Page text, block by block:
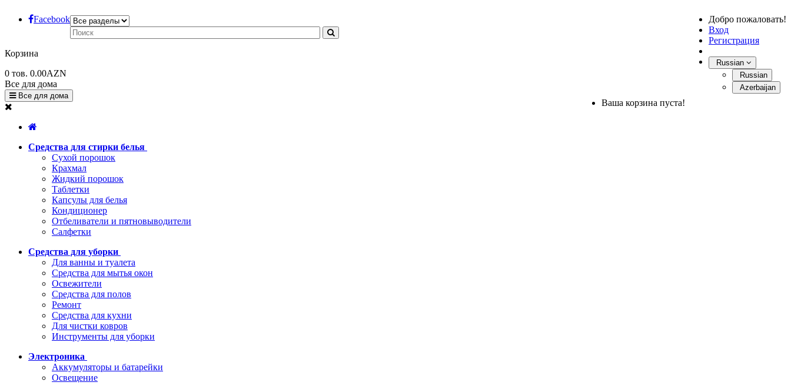
Facebook
Добро пожаловать!
Вход
Регистрация
Russian
Russian
Azerbaijan
Корзина
0 тов. 0.00AZN
Ваша корзина пуста!
Все для дома
Все для дома
Средства для стирки белья
Сухой порошок
Крахмал
Жидкий порошок
Таблетки
Капсулы для белья
Кондиционер
Отбеливатели и пятновыводители
Салфетки
Средства для уборки
Для ванны и туалета
Средства для мытья окон
Освежители
Средства для полов
Ремонт
Средства для кухни
Для чистки ковров
Инструменты для уборки
Электроника
Аккумуляторы и батарейки
Освещение